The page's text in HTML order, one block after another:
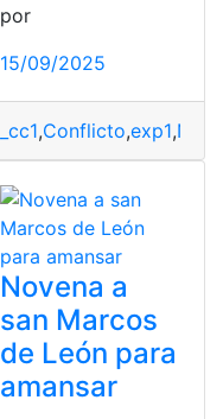
por
15/09/2025
_cc1,Conflicto,exp1,
Novena a
san Marcos
de León para
amansar